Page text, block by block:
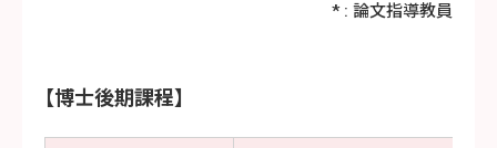
* : 論文指導教員
【博士後期課程】